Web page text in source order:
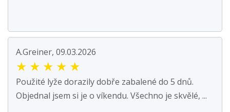
A.Greiner, 09.03.2026
★ ★ ★ ★ ★
Použité lyže dorazily dobře zabalené do 5 dnů.
Objednal jsem si je o víkendu. Všechno je skvělé, ...